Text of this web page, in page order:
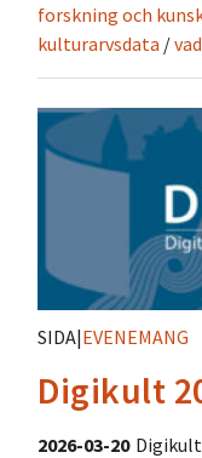
forskning och
kulturarvsdata /
SIDA|EVENEMANG
Digikult
2026-03-20